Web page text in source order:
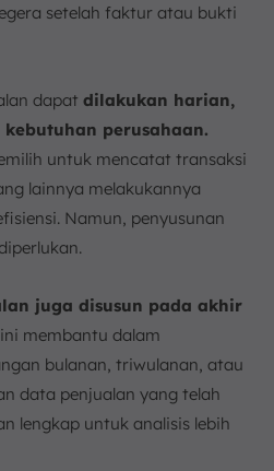
setelah faktur atau bukti
dapat dilakukan harian,
perusahaan.
untuk mencatat transaksi
lainnya melakukannya
Namun, penyusunan
juga disusun pada akhir
membantu dalam
bulanan, triwulanan, atau
data penjualan yang telah
lengkap untuk analisis lebih